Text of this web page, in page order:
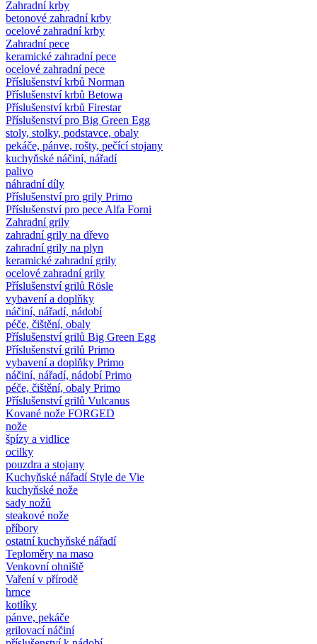
Zahradní krby
betonové zahradní krby
ocelové zahradní krby
Zahradní pece
keramické zahradní pece
ocelové zahradní pece
Příslušenství krbů Norman
Příslušenství krbů Betowa
Příslušenství krbů Firestar
Příslušenství pro Big Green Egg
stoly, stolky, podstavce, obaly
pekáče, pánve, rošty, pečící stojany
kuchyňské náčiní, nářadí
palivo
náhradní díly
Příslušenství pro grily Primo
Příslušenství pro pece Alfa Forni
Zahradní grily
zahradní grily na dřevo
zahradní grily na plyn
keramické zahradní grily
ocelové zahradní grily
Příslušenství grilů Rösle
vybavení a doplňky
náčiní, nářadí, nádobí
péče, čištění, obaly
Příslušenství grilů Big Green Egg
Příslušenství grilů Primo
vybavení a doplňky Primo
náčiní, nářadí, nádobí Primo
péče, čištění, obaly Primo
Příslušenství grilů Vulcanus
Kované nože FORGED
nože
špízy a vidlice
ocilky
pouzdra a stojany
Kuchyňské nářadí Style de Vie
kuchyňské nože
sady nožů
steakové nože
příbory
ostatní kuchyňské nářadí
Teploměry na maso
Venkovní ohniště
Vaření v přírodě
hrnce
kotlíky
pánve, pekáče
grilovací náčiní